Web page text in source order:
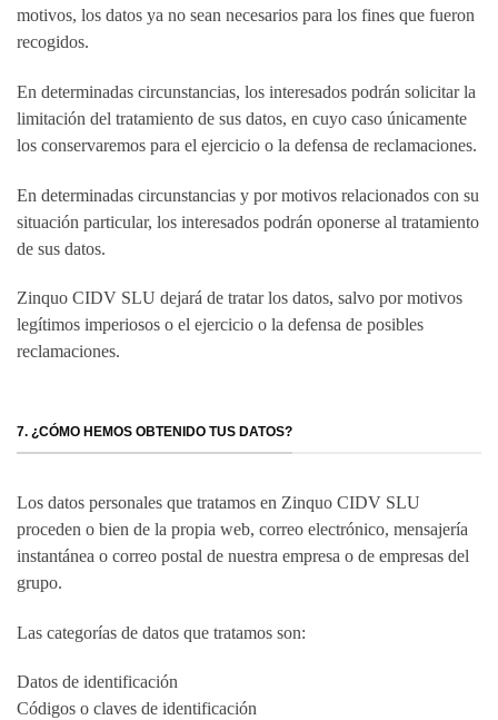
motivos, los datos ya no sean necesarios para los fines que fueron
recogidos.
En determinadas circunstancias, los interesados podrán solicitar la
limitación del tratamiento de sus datos, en cuyo caso únicamente
los conservaremos para el ejercicio o la defensa de reclamaciones.
En determinadas circunstancias y por motivos relacionados con su
situación particular, los interesados podrán oponerse al tratamiento
de sus datos.
Zinquo CIDV SLU dejará de tratar los datos, salvo por motivos
legítimos imperiosos o el ejercicio o la defensa de posibles
reclamaciones.
7. ¿CÓMO HEMOS OBTENIDO TUS DATOS?
Los datos personales que tratamos en Zinquo CIDV SLU
proceden o bien de la propia web, correo electrónico, mensajería
instantánea o correo postal de nuestra empresa o de empresas del
grupo.
Las categorías de datos que tratamos son:
Datos de identificación
Códigos o claves de identificación